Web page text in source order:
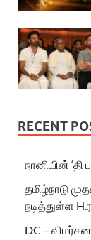
RECENT
நானியின்
தமிழ்நாடு
நடித்துள்ள
DC –